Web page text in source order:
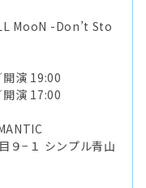
MooN -Don’t Sto
演 19:00
演 17:00
９−１ シンプル⻘⼭